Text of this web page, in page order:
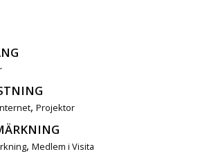
, Projektor
, Medlem i Visita